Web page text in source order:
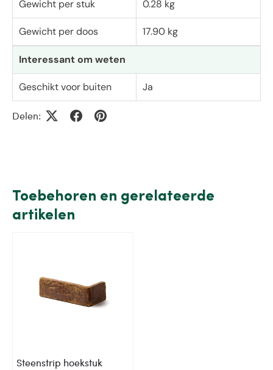
Gewicht per stuk 0.28 kg
Gewicht per doos 17.90 kg
Interessant om weten
Geschikt voor buiten Ja
Delen:
Toebehoren en gerelateerde
artikelen
Steenstrip hoekstuk